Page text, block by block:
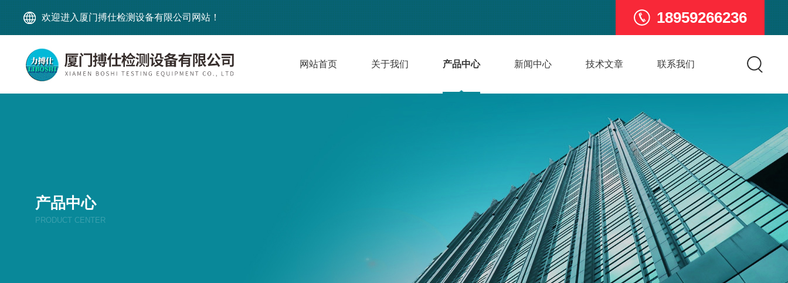
欢迎进入厦门搏仕检测设备有限公司网站！ 18959266236
网站首页 关于我们 产品中心 新闻中心 技术文章 联系我们
产品中心
PRODUCT CENTER